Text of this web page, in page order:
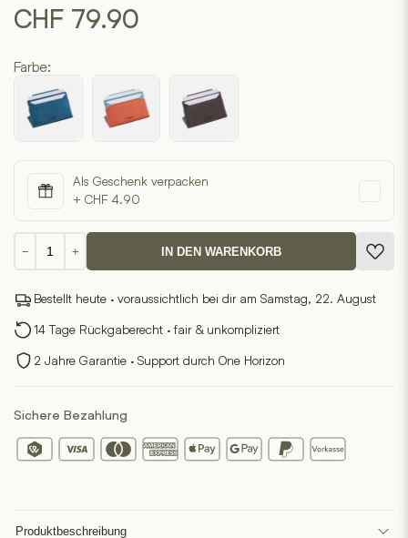
CHF 79.90
Farbe:
Als Geschenk verpacken
+ CHF 4.90
−
Card
Kartenetui
Menge
+ IN DEN WARENKORB
Bestellt heute · voraussichtlich bei dir am Samstag, 22. August
14 Tage Rückgaberecht · fair & unkompliziert
2 Jahre Garantie · Support durch One Horizon
Sichere Bezahlung
Produktbeschreibung